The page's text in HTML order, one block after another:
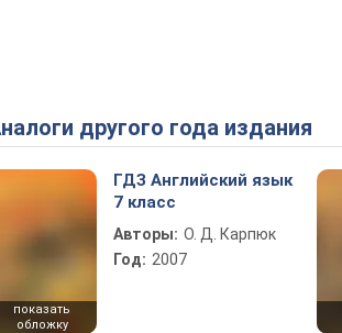
Аналоги другого года издания
показать
обложку
ГДЗ Английский язык
7 класс
Авторы: О. Д. Карпюк
Год: 2007